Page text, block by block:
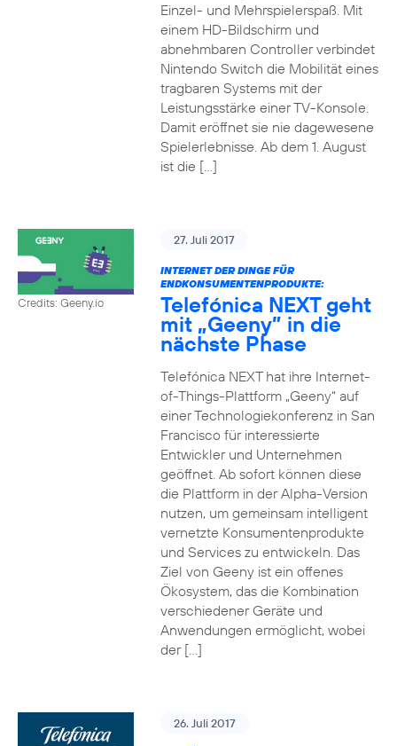
Einzel- und Mehrspielerspaß. Mit
einem HD-Bildschirm und
abnehmbaren Controller verbindet
Nintendo Switch die Mobilität eines
tragbaren Systems mit der
Leistungsstärke einer TV-Konsole.
Damit eröffnet sie nie dagewesene
Spielerlebnisse. Ab dem 1. August
ist die […]
Credits: Geeny.io
27. Juli 2017
INTERNET DER DINGE FÜR
ENDKONSUMENTENPRODUKTE:
Telefónica NEXT geht
mit „Geeny” in die
nächste Phase
Telefónica NEXT hat ihre Internet-
of-Things-Plattform „Geeny“ auf
einer Technologiekonferenz in San
Francisco für interessierte
Entwickler und Unternehmen
geöffnet. Ab sofort können diese
die Plattform in der Alpha-Version
nutzen, um gemeinsam intelligent
vernetzte Konsumentenprodukte
und Services zu entwickeln. Das
Ziel von Geeny ist ein offenes
Ökosystem, das die Kombination
verschiedener Geräte und
Anwendungen ermöglicht, wobei
der […]
26. Juli 2017